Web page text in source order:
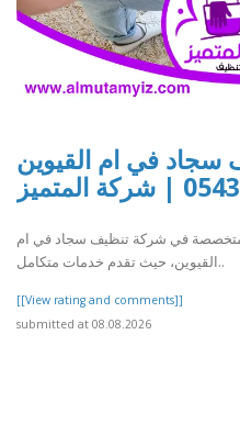
في ام القيوين
المتميز
في شركة تنظيف سجاد في ام
القيوين، حيث تقدم خدمات متكامل..
[[View rating and comments]]
submitted at 08.08.2026